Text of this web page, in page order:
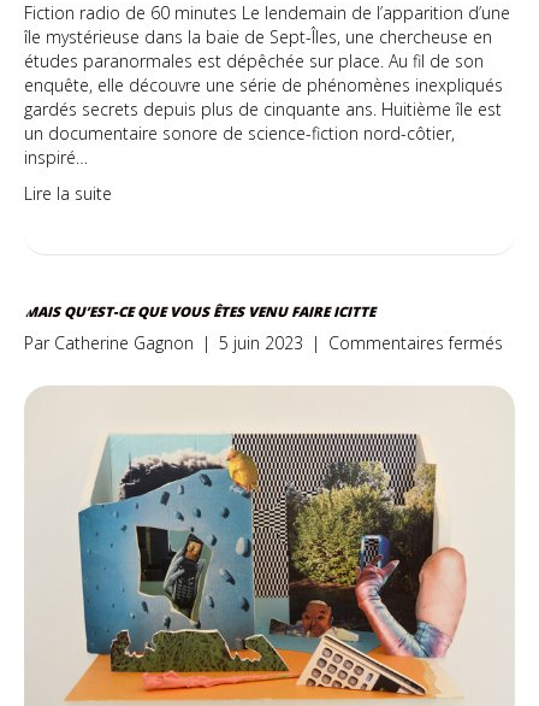
Fiction radio de 60 minutes Le lendemain de l’apparition d’une
île mystérieuse dans la baie de Sept-Îles, une chercheuse en
études paranormales est dépêchée sur place. Au fil de son
enquête, elle découvre une série de phénomènes inexpliqués
gardés secrets depuis plus de cinquante ans. Huitième île est
un documentaire sonore de science-fiction nord-côtier,
inspiré…
Lire la suite
MAIS QU’EST-CE QUE VOUS ÊTES VENU FAIRE ICITTE
Par Catherine Gagnon | 5 juin 2023 | Commentaires fermés